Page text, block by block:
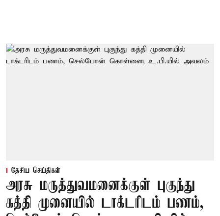
தேசிய செய்திகள்
அரசு மருத்துவமனைக்குள் புகுந்து
கத்தி முனையில் டாக்டரிடம் பணம்,